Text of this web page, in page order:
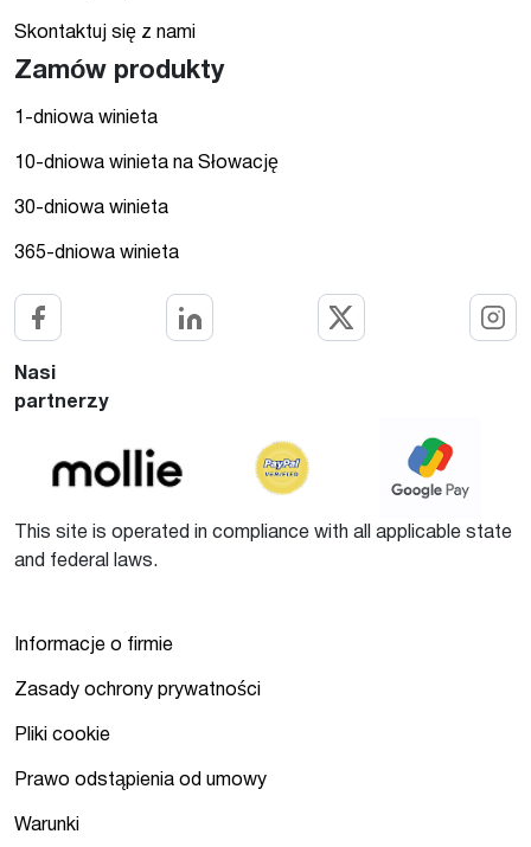
Skontaktuj się z nami
Zamów produkty
1-dniowa winieta
10-dniowa winieta na Słowację
30-dniowa winieta
365-dniowa winieta
Nasi
partnerzy
This site is operated in compliance with all applicable state
and federal laws.
Informacje o firmie
Zasady ochrony prywatności
Pliki cookie
Prawo odstąpienia od umowy
Warunki